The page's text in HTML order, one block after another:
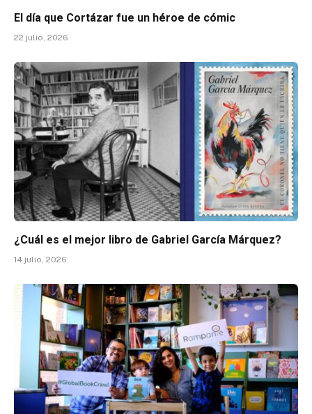
El día que Cortázar fue un héroe de cómic
22 julio, 2026
¿Cuál es el mejor libro de Gabriel García Márquez?
14 julio, 2026